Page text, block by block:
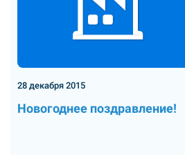
28 декабря 2015
Новогоднее поздравление!